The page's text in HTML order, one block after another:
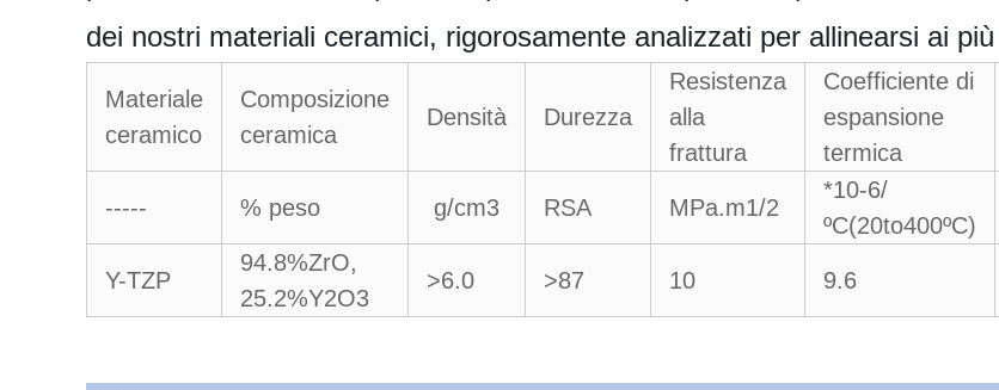
dei nostri materiali ceramici, rigorosamente analizzati per allinearsi ai
Materiale
ceramico
Composizione
ceramica
Densità Durezza
Resistenza
alla
frattura
Coefficiente di
espansione
termica
----- % peso g/cm3 RSA MPa.m1/2
*10-6/
ºC(20to400ºC)
Y-TZP
94.8%ZrO,
25.2%Y2O3
>6.0 >87 10 9.6